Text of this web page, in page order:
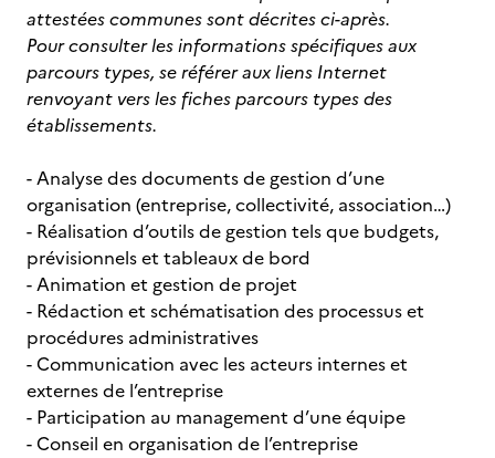
attestées communes sont décrites ci-après.
Pour consulter les informations spécifiques aux
parcours types, se référer aux liens Internet
renvoyant vers les fiches parcours types des
établissements.
- Analyse des documents de gestion d’une
organisation (entreprise, collectivité, association…)
- Réalisation d’outils de gestion tels que budgets,
prévisionnels et tableaux de bord
- Animation et gestion de projet
- Rédaction et schématisation des processus et
procédures administratives
- Communication avec les acteurs internes et
externes de l’entreprise
- Participation au management d’une équipe
- Conseil en organisation de l’entreprise